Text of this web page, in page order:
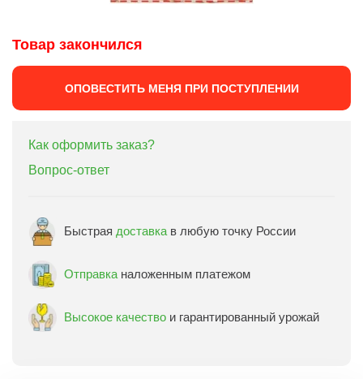
Товар закончился
ОПОВЕСТИТЬ МЕНЯ ПРИ ПОСТУПЛЕНИИ
Как оформить заказ?
Вопрос-ответ
Быстрая доставка в любую точку России
Отправка наложенным платежом
Высокое качество и гарантированный урожай